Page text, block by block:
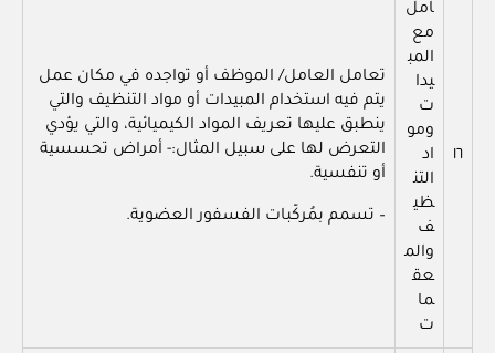
١٦
امل
مع
المب
يدا
ت
ومو
اد
التن
ظي
ف
والم
عق
ما
ت
تعامل العامل/ الموظف أو تواجده في مكان عمل
يتم فيه استخدام المبيدات أو مواد التنظيف والتي
ينطبق عليها تعريف المواد الكيميائية، والتي يؤدي
التعرض لها على سبيل المثال:- أمراض تحسسية
أو تنفسية.
– تسمم بمُركّبات الفسفور العضوية.